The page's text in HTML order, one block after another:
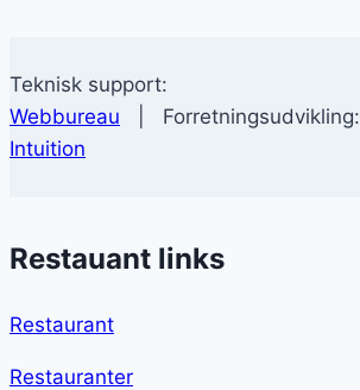
Teknisk support:
Webbureau | Forretningsudvikling:
Intuition
Restauant links
Restaurant
Restauranter